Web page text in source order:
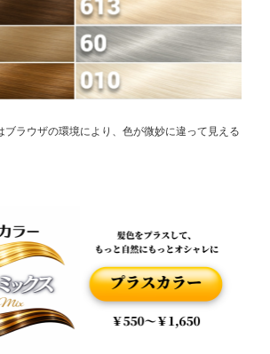
ブラウザの環境により、色が微妙に違って見える